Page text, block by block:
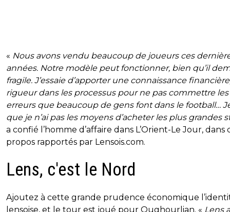
« Nous avons vendu beaucoup de joueurs ces
années. Notre modèle peut fonctionner, bien qu’il
fragile. J’essaie d’apporter une connaissance
rigueur dans les processus pour ne pas commettre les
erreurs que beaucoup de gens font dans le football…
que je n’ai pas les moyens d’acheter les plus grandes
a confié l’homme d’affaire dans L’Orient-Le Jour, dans
propos rapportés par Lensois.com.
Lens, c'est le Nord
Ajoutez à cette grande prudence économique
lensoise, et le tour est joué pour Oughourlian. « Lens